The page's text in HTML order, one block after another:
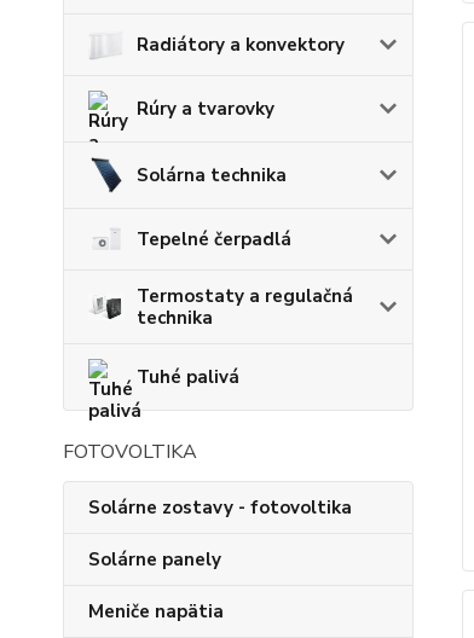
Radiátory a konvektory
Rúry a tvarovky
Solárna technika
Tepelné čerpadlá
Termostaty a regulačná
technika
Tuhé palivá
FOTOVOLTIKA
Solárne zostavy - fotovoltika
Solárne panely
Meniče napätia